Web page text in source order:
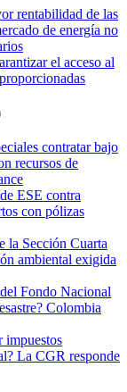
rentabilidad de las
de energía no
el acceso al
contratar bajo
recursos de
ESE contra
con pólizas
la Sección Cuarta
ambiental exigida
Fondo Nacional
Colombia
impuestos
La CGR responde